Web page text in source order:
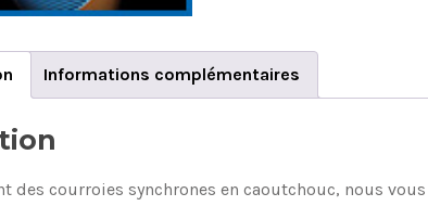
Informations complémentaires
des courroies synchrones en caoutchouc, nous